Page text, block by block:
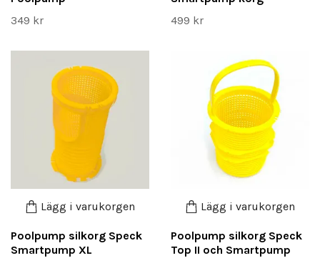
349 kr
499 kr
Lägg i varukorgen
Poolpump silkorg Speck
Smartpump XL
Lägg i varukorgen
Poolpump silkorg Speck
Top II och Smartpump